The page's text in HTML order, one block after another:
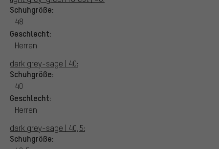
Schuhgröße:
48
Geschlecht:
Herren
dark grey-sage | 40:
Schuhgröße:
40
Geschlecht:
Herren
dark grey-sage | 40,5:
Schuhgröße: